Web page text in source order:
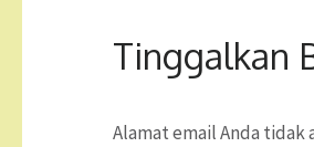
Tinggalkan
Alamat email Anda tidak